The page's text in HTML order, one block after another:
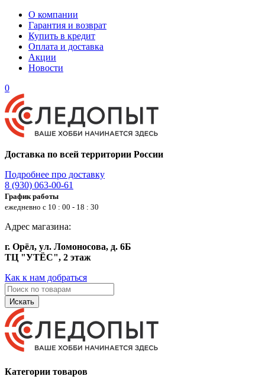
О компании
Гарантия и возврат
Купить в кредит
Оплата и доставка
Акции
Новости
0
Доставка по всей территории России
Подробнее про доставку
8 (930) 063-00-61
График работы
ежедневно с 10 : 00 - 18 : 30
Адрес магазина:
г. Орёл, ул. Ломоносова, д. 6Б
ТЦ "УТЁС", 2 этаж
Как к нам добраться
Искать
Категории товаров